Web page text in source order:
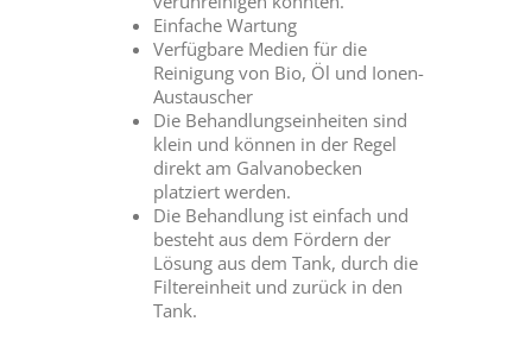
Einfache Wartung
Verfügbare Medien für die
Reinigung von Bio, Öl und Ionen-
Austauscher
Die Behandlungseinheiten sind
klein und können in der Regel
direkt am Galvanobecken
platziert werden.
Die Behandlung ist einfach und
besteht aus dem Fördern der
Lösung aus dem Tank, durch die
Filtereinheit und zurück in den
Tank.